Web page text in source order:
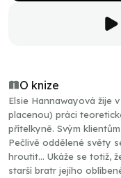
O knize
Elsie Hannawayová žije
placenou) práci
přítelkyně. Svým
Pečlivě oddělené světy
hroutit… Ukáže se totiž,
starší bratr jejího